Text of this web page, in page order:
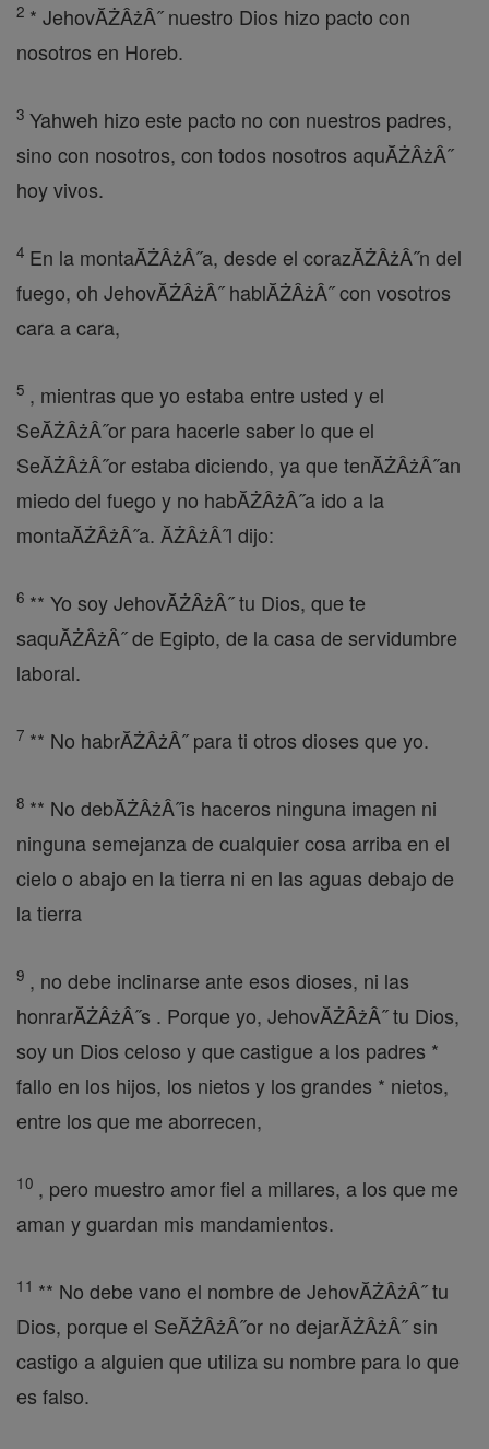
2 * JehovĂŻÂżÂ˝ nuestro Dios hizo pacto con
nosotros en Horeb.
3 Yahweh hizo este pacto no con nuestros padres,
sino con nosotros, con todos nosotros aquĂŻÂżÂ˝
hoy vivos.
4 En la montaĂŻÂżÂ˝a, desde el corazĂŻÂżÂ˝n del
fuego, oh JehovĂŻÂżÂ˝ hablĂŻÂżÂ˝ con vosotros
cara a cara,
5 , mientras que yo estaba entre usted y el
SeĂŻÂżÂ˝or para hacerle saber lo que el
SeĂŻÂżÂ˝or estaba diciendo, ya que tenĂŻÂżÂ˝an
miedo del fuego y no habĂŻÂżÂ˝a ido a la
montaĂŻÂżÂ˝a. ĂŻÂżÂ˝l dijo:
6 ** Yo soy JehovĂŻÂżÂ˝ tu Dios, que te
saquĂŻÂżÂ˝ de Egipto, de la casa de servidumbre
laboral.
7 ** No habrĂŻÂżÂ˝ para ti otros dioses que yo.
8 ** No debĂŻÂżÂ˝is haceros ninguna imagen ni
ninguna semejanza de cualquier cosa arriba en el
cielo o abajo en la tierra ni en las aguas debajo de
la tierra
9 , no debe inclinarse ante esos dioses, ni las
honrarĂŻÂżÂ˝s . Porque yo, JehovĂŻÂżÂ˝ tu Dios,
soy un Dios celoso y que castigue a los padres *
fallo en los hijos, los nietos y los grandes * nietos,
entre los que me aborrecen,
10 , pero muestro amor fiel a millares, a los que me
aman y guardan mis mandamientos.
11 ** No debe vano el nombre de JehovĂŻÂżÂ˝ tu
Dios, porque el SeĂŻÂżÂ˝or no dejarĂŻÂżÂ˝ sin
castigo a alguien que utiliza su nombre para lo que
es falso.